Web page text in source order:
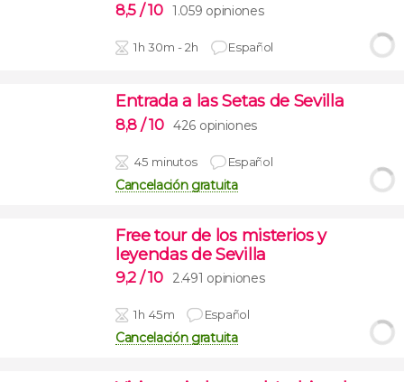
8,5 / 10 1.059 opiniones
1h 30m - 2h Español
Entrada a las Setas de Sevilla
8,8 / 10 426 opiniones
45 minutos Español
Cancelación gratuita
Free tour de los misterios y
leyendas de Sevilla
9,2 / 10 2.491 opiniones
1h 45m Español
Cancelación gratuita